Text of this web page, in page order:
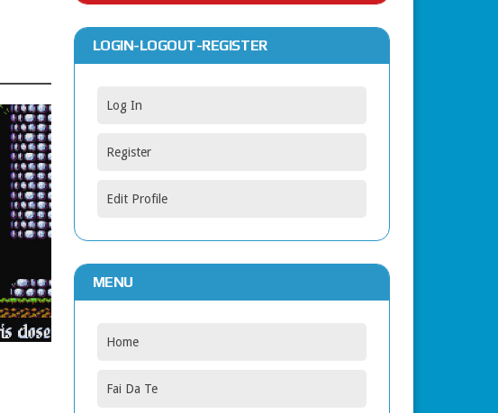
LOGIN-LOGOUT-REGISTER
Log In
Register
Edit Profile
MENU
Home
Fai Da Te